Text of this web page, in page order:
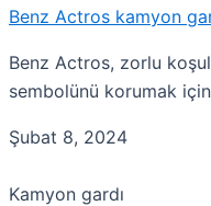
Benz Actros kamyon
Benz Actros, zorlu
sembolünü korumak için
Şubat 8, 2024
Kamyon gardı